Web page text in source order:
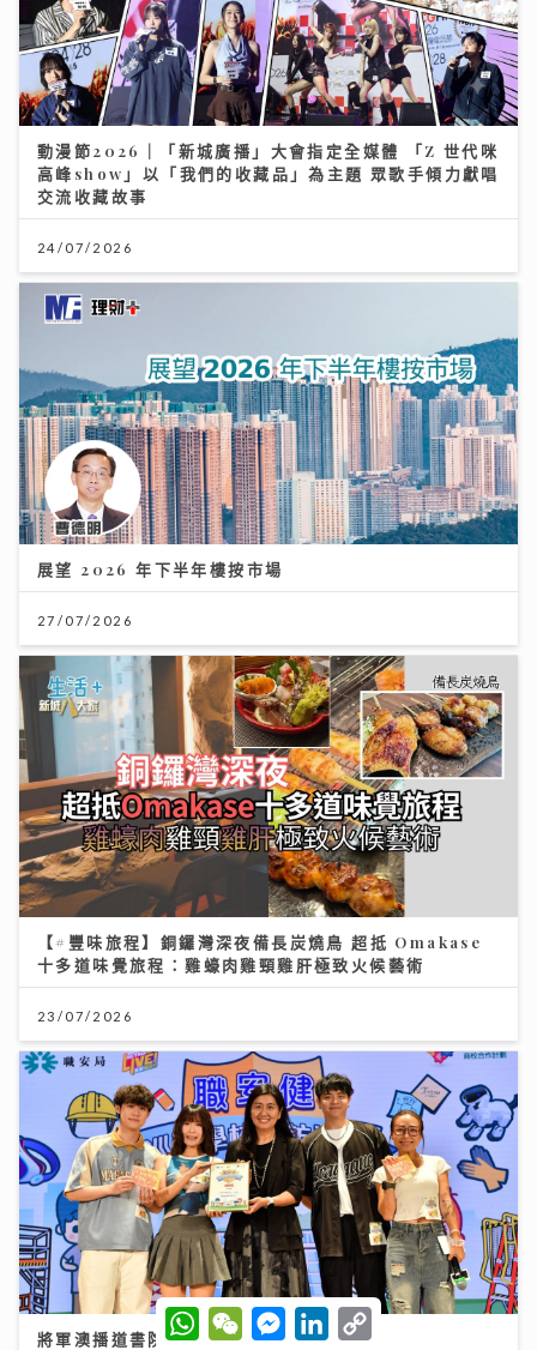
動漫節2026｜「新城廣播」大會指定全媒體 「Z 世代咪
高峰show」以「我們的收藏品」為主題 眾歌手傾力獻唱
交流收藏故事
24/07/2026
展望 2026 年下半年樓按市場
27/07/2026
【#豐味旅程】銅鑼灣深夜備長炭燒鳥 超抵 Omakase
十多道味覺旅程：雞蠔肉雞頸雞肝極致火候藝術
23/07/2026
將軍澳播道書院-小學部
W
h
W
e
M
e
L
C